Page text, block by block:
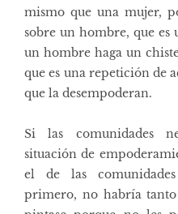
mismo que una mujer,
sobre un hombre, que es
un hombre haga un
que es una repetición de
que la desempoderan.
Si las comunidades
situación de
el de las comunidades
primero, no habría